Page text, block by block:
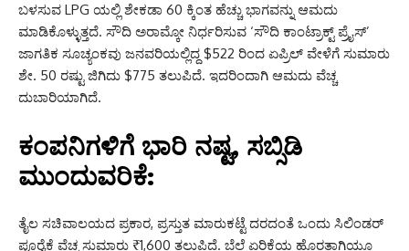
ಬಳಸುವ LPG ಯಲ್ಲಿ ಶೇಕಡಾ 60 ಕ್ಕಿಂತ ಹೆಚ್ಚು ಭಾಗವನ್ನು ಆಮದು
ಮಾಡಿಕೊಳ್ಳುತ್ತದೆ. ಸೌದಿ ಅರಾಮ್ಕೋ ನಿರ್ಧರಿಸುವ ‘ಸೌದಿ ಕಾಂಟ್ರಾಕ್ಟ್ ಪ್ರೈಸ್’
ಜಾಗತಿಕ ಸೂಚ್ಯಂಕವು ಜನವರಿಯಲ್ಲಿದ್ದ $522 ರಿಂದ ಏಪ್ರಿಲ್ ವೇಳೆಗೆ ಸುಮಾರು
ಶೇ. 50 ರಷ್ಟು ಜಿಗಿದು $775 ತಲುಪಿದೆ. ಇದರಿಂದಾಗಿ ಆಮದು ವೆಚ್ಚ
ದುಬಾರಿಯಾಗಿದೆ.
ಕಂಪನಿಗಳಿಗೆ ಭಾರಿ ನಷ್ಟ, ಸಬ್ಸಿಡಿ
ಮುಂದುವರಿಕೆ:
ತೈಲ ಸಚಿವಾಲಯದ ಪ್ರಕಾರ, ಪ್ರಸ್ತುತ ಮಾರುಕಟ್ಟೆ ದರದಂತೆ ಒಂದು ಸಿಲಿಂಡರ್
ಪೂರೈಕೆ ವೆಚ್ಚ ಸುಮಾರು ₹1,600 ತಲುಪಿದೆ. ಬೆಲೆ ಏರಿಕೆಯ ಹೊರತಾಗಿಯೂ